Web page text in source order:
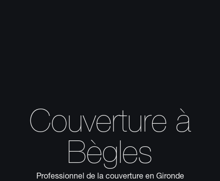
Couverture à
Bègles
Professionnel de la couverture en Gironde